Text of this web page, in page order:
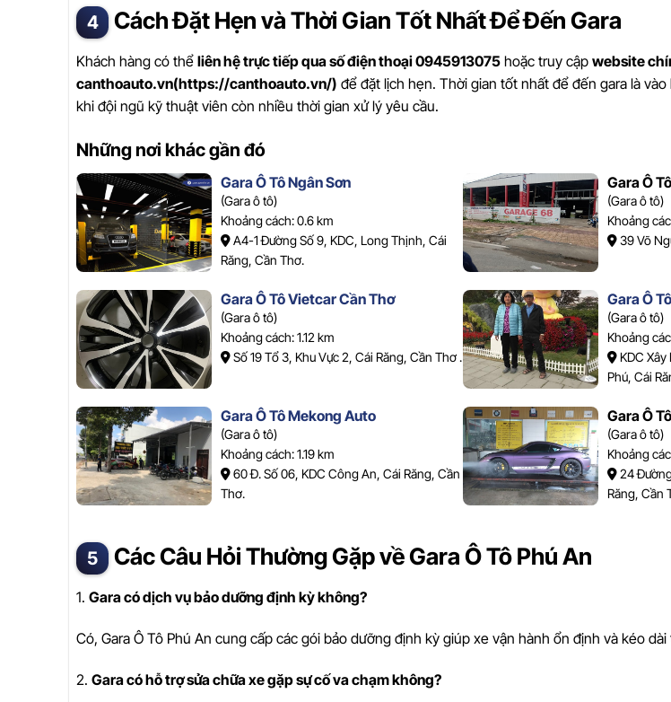
Cách Đặt Hẹn và Thời Gian Tốt Nhất Để Đến Gara
Khách hàng có thể liên hệ trực tiếp qua số điện thoại 0945913075 hoặc truy cập website
canthoauto.vn(https://canthoauto.vn/) để đặt lịch hẹn. Thời gian tốt nhất để đến gara là vào
khi đội ngũ kỹ thuật viên còn nhiều thời gian xử lý yêu cầu.
Những nơi khác gần đó
Gara Ô Tô Ngân Sơn
(Gara ô tô)
Khoảng cách: 0.6 km
A4-1 Đường Số 9, KDC, Long Thịnh, Cái
Răng, Cần Thơ.
Gara Ô
(Gara ô tô)
Khoảng
39 Võ
Gara Ô Tô Vietcar Cần Thơ
(Gara ô tô)
Khoảng cách: 1.12 km
Số 19 Tổ 3, Khu Vực 2, Cái Răng, Cần Thơ .
Gara Ô
(Gara ô tô)
Khoảng
KDC Xây
Phú, Cái
Gara Ô Tô Mekong Auto
(Gara ô tô)
Khoảng cách: 1.19 km
60 Đ. Số 06, KDC Công An, Cái Răng, Cần
Thơ.
Gara Ô
(Gara ô tô)
Khoảng
24 Đường
Răng, Cần
Các Câu Hỏi Thường Gặp về Gara Ô Tô Phú An
1. Gara có dịch vụ bảo dưỡng định kỳ không?
Có, Gara Ô Tô Phú An cung cấp các gói bảo dưỡng định kỳ giúp xe vận hành ổn định và kéo
2. Gara có hỗ trợ sửa chữa xe gặp sự cố va chạm không?